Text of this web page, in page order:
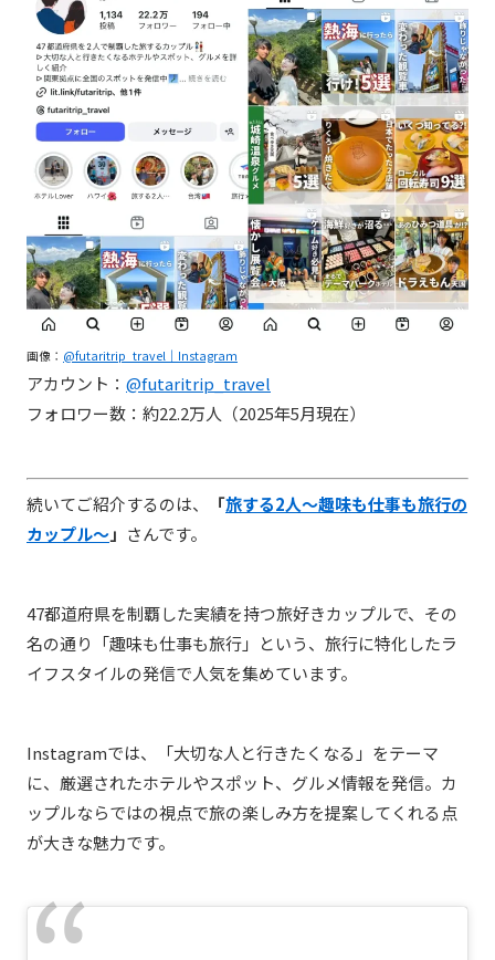
画像： @futaritrip_travel｜Instagraｍ
アカウント： @futaritrip_travel
フォロワー数：約22.2万人（2025年5月現在）
続いてご紹介するのは、 「旅する2人〜趣味も仕事も旅行の
カップル〜」 さんです。
47都道府県を制覇した実績を持つ旅好きカップルで、その
名の通り「趣味も仕事も旅行」という、旅行に特化したラ
イフスタイルの発信で人気を集めています。
Instagramでは、「大切な人と行きたくなる」をテーマ
に、厳選されたホテルやスポット、グルメ情報を発信。カ
ップルならではの視点で旅の楽しみ方を提案してくれる点
が大きな魅力です。